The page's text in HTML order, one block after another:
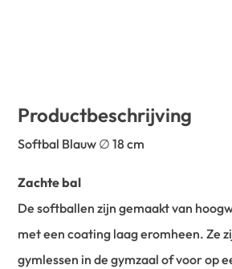
Productbeschrijving
Softbal Blauw ∅ 18 cm
Zachte bal
De softballen zijn gemaakt van
met een coating laag eromheen. Ze
gymlessen in de gymzaal of voor op